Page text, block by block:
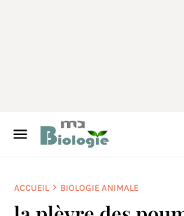
ACCUEIL BIOLOGIE ANIMALE